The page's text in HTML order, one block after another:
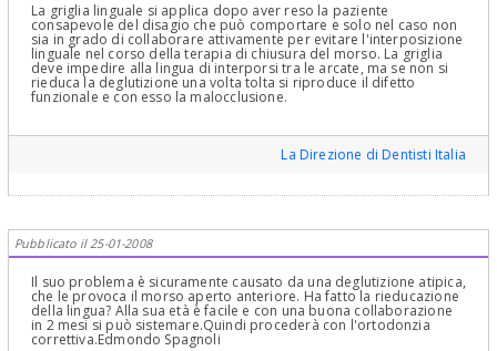
La griglia linguale si applica dopo aver reso la paziente
consapevole del disagio che può comportare e solo nel caso non
sia in grado di collaborare attivamente per evitare l'interposizione
linguale nel corso della terapia di chiusura del morso. La griglia
deve impedire alla lingua di interporsi tra le arcate, ma se non si
rieduca la deglutizione una volta tolta si riproduce il difetto
funzionale e con esso la malocclusione.
La Direzione di Dentisti Italia
Pubblicato il 25-01-2008
Il suo problema è sicuramente causato da una deglutizione atipica,
che le provoca il morso aperto anteriore. Ha fatto la rieducazione
della lingua? Alla sua età è facile e con una buona collaborazione
in 2 mesi si può sistemare.Quindi procederà con l'ortodonzia
correttiva.Edmondo Spagnoli